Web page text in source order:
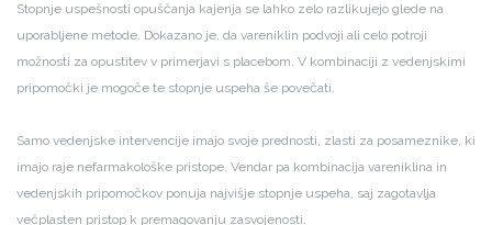
Stopnje uspešnosti opuščanja kajenja se lahko zelo razlikujejo glede na
uporabljene metode. Dokazano je, da vareniklin podvoji ali celo potroji
možnosti za opustitev v primerjavi s placebom. V kombinaciji z vedenjskimi
pripomočki je mogoče te stopnje uspeha še povečati.
Samo vedenjske intervencije imajo svoje prednosti, zlasti za posameznike, ki
imajo raje nefarmakološke pristope. Vendar pa kombinacija vareniklina in
vedenjskih pripomočkov ponuja najvišje stopnje uspeha, saj zagotavlja
večplasten pristop k premagovanju zasvojenosti.